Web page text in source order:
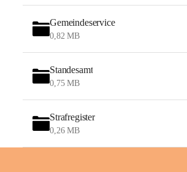
Gemeindeservice
0,82 MB
Standesamt
0,75 MB
Strafregister
0,26 MB